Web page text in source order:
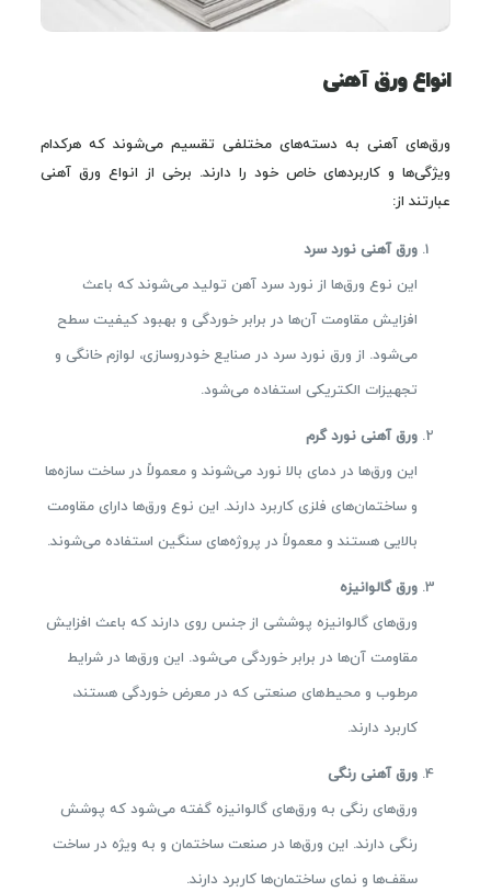
انواع ورق آهنی
ورق‌های آهنی به دسته‌های مختلفی تقسیم می‌شوند که هرکدام
ویژگی‌ها و کاربردهای خاص خود را دارند. برخی از انواع ورق آهنی
عبارتند از:
ورق آهنی نورد سرد
این نوع ورق‌ها از نورد سرد آهن تولید می‌شوند که باعث
افزایش مقاومت آن‌ها در برابر خوردگی و بهبود کیفیت سطح
می‌شود. از ورق نورد سرد در صنایع خودروسازی، لوازم خانگی و
تجهیزات الکتریکی استفاده می‌شود.
ورق آهنی نورد گرم
این ورق‌ها در دمای بالا نورد می‌شوند و معمولاً در ساخت سازه‌ها
و ساختمان‌های فلزی کاربرد دارند. این نوع ورق‌ها دارای مقاومت
بالایی هستند و معمولاً در پروژه‌های سنگین استفاده می‌شوند.
ورق گالوانیزه
ورق‌های گالوانیزه پوششی از جنس روی دارند که باعث افزایش
مقاومت آن‌ها در برابر خوردگی می‌شود. این ورق‌ها در شرایط
مرطوب و محیط‌های صنعتی که در معرض خوردگی هستند،
کاربرد دارند.
ورق آهنی رنگی
ورق‌های رنگی به ورق‌های گالوانیزه گفته می‌شود که پوشش
رنگی دارند. این ورق‌ها در صنعت ساختمان و به ویژه در ساخت
سقف‌ها و نمای ساختمان‌ها کاربرد دارند.